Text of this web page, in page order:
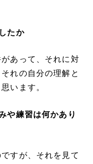
たか
あって、それに対
れの自分の理解と
います。
や練習は何かあり
すが、それを見て